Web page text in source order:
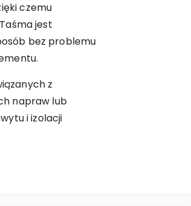
czemu
jest
bez problemu
z
napraw lub
i izolacji